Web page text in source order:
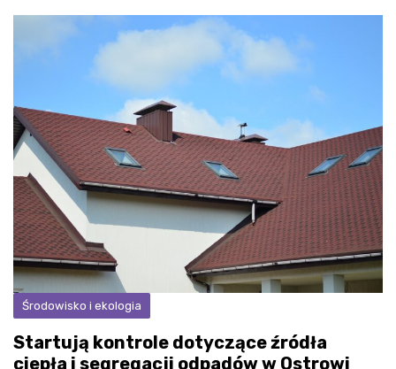
Środowisko i ekologia
Startują kontrole dotyczące źródła
ciepła i segregacji odpadów w Ostrowi